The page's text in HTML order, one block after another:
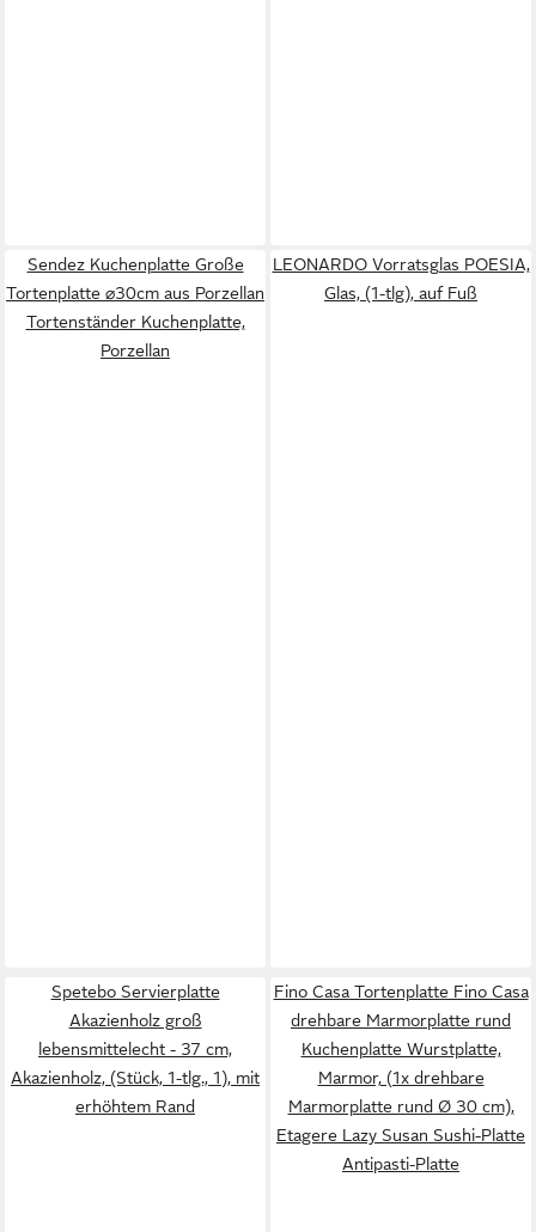
Sendez Kuchenplatte Große
Tortenplatte ⌀30cm aus Porzellan
Tortenständer Kuchenplatte,
Porzellan
LEONARDO Vorratsglas POESIA,
Glas, (1-tlg), auf Fuß
Spetebo Servierplatte
Akazienholz groß
lebensmittelecht - 37 cm,
Akazienholz, (Stück, 1-tlg., 1), mit
erhöhtem Rand
Fino Casa Tortenplatte Fino Casa
drehbare Marmorplatte rund
Kuchenplatte Wurstplatte,
Marmor, (1x drehbare
Marmorplatte rund Ø 30 cm),
Etagere Lazy Susan Sushi-Platte
Antipasti-Platte